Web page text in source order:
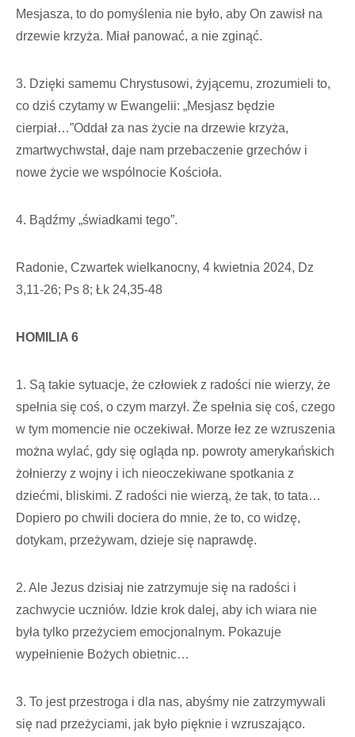
Mesjasza, to do pomyślenia nie było, aby On zawisł na
drzewie krzyża. Miał panować, a nie zginąć.
3. Dzięki samemu Chrystusowi, żyjącemu, zrozumieli to,
co dziś czytamy w Ewangelii: „Mesjasz będzie
cierpiał…”Oddał za nas życie na drzewie krzyża,
zmartwychwstał, daje nam przebaczenie grzechów i
nowe życie we wspólnocie Kościoła.
4. Bądźmy „świadkami tego”.
Radonie, Czwartek wielkanocny, 4 kwietnia 2024, Dz
3,11-26; Ps 8; Łk 24,35-48
HOMILIA 6
1. Są takie sytuacje, że człowiek z radości nie wierzy, że
spełnia się coś, o czym marzył. Że spełnia się coś, czego
w tym momencie nie oczekiwał. Morze łez ze wzruszenia
można wylać, gdy się ogląda np. powroty amerykańskich
żołnierzy z wojny i ich nieoczekiwane spotkania z
dziećmi, bliskimi. Z radości nie wierzą, że tak, to tata…
Dopiero po chwili dociera do mnie, że to, co widzę,
dotykam, przeżywam, dzieje się naprawdę.
2. Ale Jezus dzisiaj nie zatrzymuje się na radości i
zachwycie uczniów. Idzie krok dalej, aby ich wiara nie
była tylko przeżyciem emocjonalnym. Pokazuje
wypełnienie Bożych obietnic…
3. To jest przestroga i dla nas, abyśmy nie zatrzymywali
się nad przeżyciami, jak było pięknie i wzruszająco.